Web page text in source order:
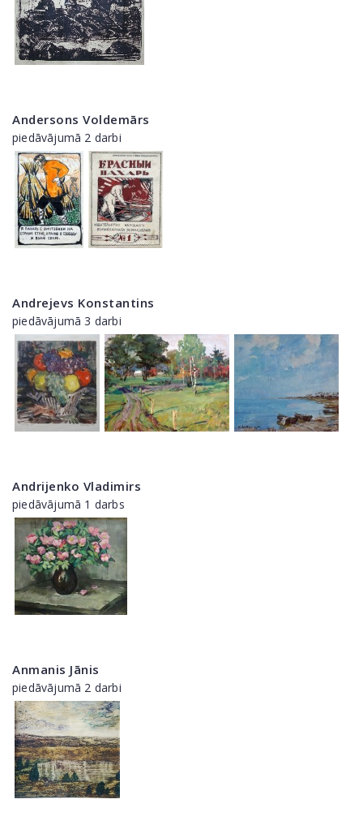
Andersons Voldemārs
piedāvājumā 2 darbi
Andrejevs Konstantins
piedāvājumā 3 darbi
Andrijenko Vladimirs
piedāvājumā 1 darbs
Anmanis Jānis
piedāvājumā 2 darbi